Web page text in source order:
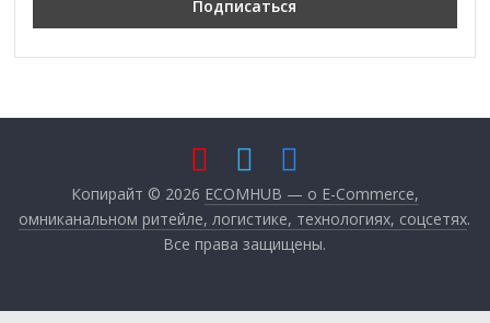
Копирайт © 2026 ECOMHUB — о E-Commerce,
омниканальном ритейле, логистике, технологиях, соцсетях.
Все права защищены.